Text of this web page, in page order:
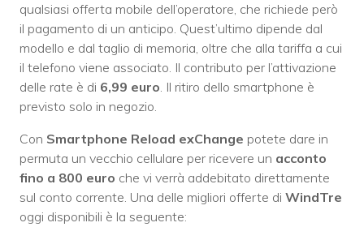
qualsiasi offerta mobile dell’operatore, che richiede però
il pagamento di un anticipo. Quest’ultimo dipende dal
modello e dal taglio di memoria, oltre che alla tariffa a cui
il telefono viene associato. Il contributo per l’attivazione
delle rate è di 6,99 euro. Il ritiro dello smartphone è
previsto solo in negozio.
Con Smartphone Reload exChange potete dare in
permuta un vecchio cellulare per ricevere un acconto
fino a 800 euro che vi verrà addebitato direttamente
sul conto corrente. Una delle migliori offerte di WindTre
oggi disponibili è la seguente: